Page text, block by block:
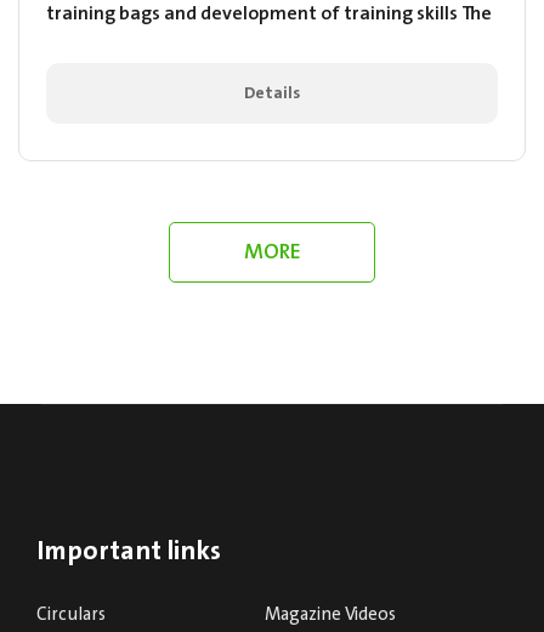
training bags and development of training skills The
participants scientifically and professionally and to
Details
MORE
Important links
Circulars
Magazine Videos